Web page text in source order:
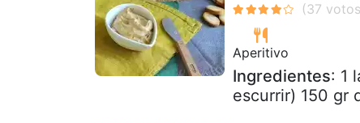
Aperitivo
Ingredientes: 1
escurrir) 150 gr